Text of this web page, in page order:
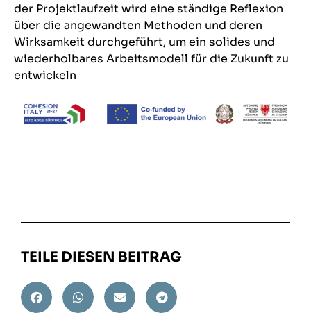
der Projektlaufzeit wird eine ständige Reflexion
über die angewandten Methoden und deren
Wirksamkeit durchgeführt, um ein solides und
wiederholbares Arbeitsmodell für die Zukunft zu
entwickeln
TEILE DIESEN BEITRAG